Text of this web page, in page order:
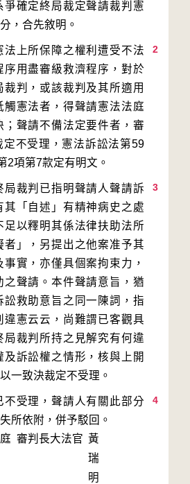
爭確定終局裁定聲請裁判憲
2
法上所保障之權利遭受不法
序用盡審級救濟程序，對於
裁判，或該裁判及其所適用
觸憲法者，得聲請憲法法庭
；聲請不備法定要件者，審
不受理，憲法訴訟法第59
3
局裁判已指明聲請人聲請訴
其「自述」有精神病史之處
足以釋明其係法律扶助法所
者」，另提出之他案准予其
實，亦僅具個案拘束力，
之聲請。本件聲請意旨，猶
訟救助意旨之同一陳詞，指
違憲云云，尚難謂已客觀具
局裁判所持之見解究有何違
及訴訟權之情形，核與上開
4
不受理，聲請人有關此部分
所依附，併予駁回。
審判長大法官 黃
瑞
明